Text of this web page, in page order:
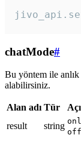
chatMode#
Bu yöntem ile
alabilirsiniz.
Alan adı Tür
result
string